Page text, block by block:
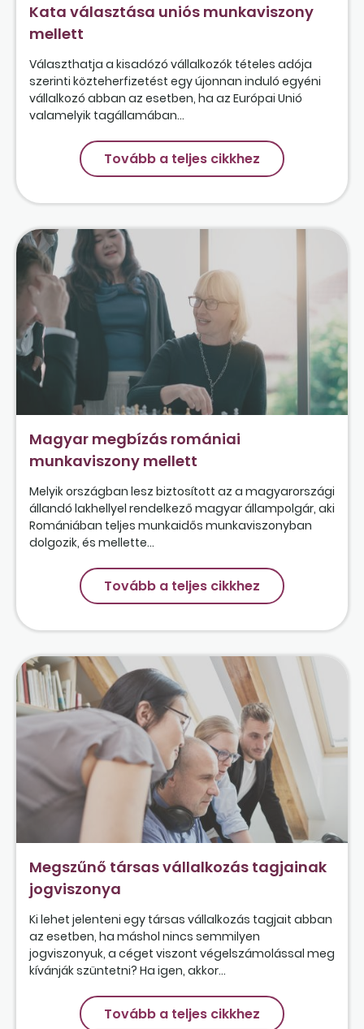
Kata választása uniós munkaviszony
mellett
Választhatja a kisadózó vállalkozók tételes adója
szerinti közteherfizetést egy újonnan induló egyéni
vállalkozó abban az esetben, ha az Európai Unió
valamelyik tagállamában...
Tovább a teljes cikkhez
Magyar megbízás romániai
munkaviszony mellett
Melyik országban lesz biztosított az a magyarországi
állandó lakhellyel rendelkező magyar állampolgár, aki
Romániában teljes munkaidős munkaviszonyban
dolgozik, és mellette...
Tovább a teljes cikkhez
Megszűnő társas vállalkozás tagjainak
jogviszonya
Ki lehet jelenteni egy társas vállalkozás tagjait abban
az esetben, ha máshol nincs semmilyen
jogviszonyuk, a céget viszont végelszámolással meg
kívánják szüntetni? Ha igen, akkor...
Tovább a teljes cikkhez